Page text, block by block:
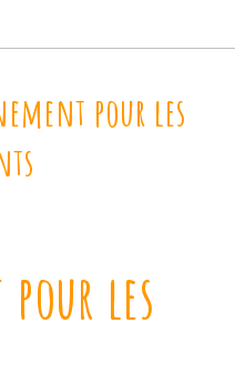
pour les
les